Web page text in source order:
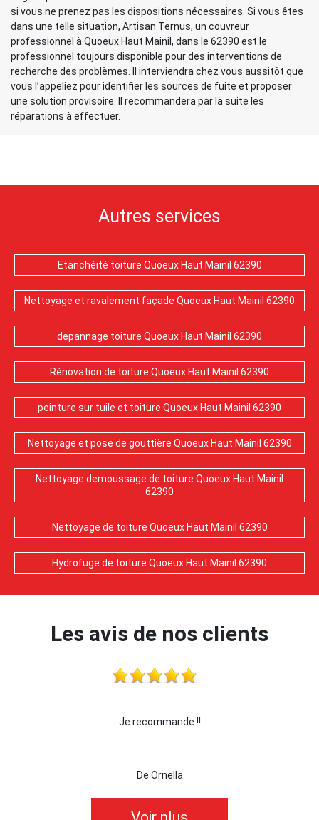
si vous ne prenez pas les dispositions nécessaires. Si vous êtes
dans une telle situation, Artisan Ternus, un couvreur
professionnel à Quoeux Haut Mainil, dans le 62390 est le
professionnel toujours disponible pour des interventions de
recherche des problèmes. Il interviendra chez vous aussitôt que
vous l’appeliez pour identifier les sources de fuite et proposer
une solution provisoire. Il recommandera par la suite les
réparations à effectuer.
Autres services
Etanchéité toiture Quoeux Haut Mainil 62390
Nettoyage et ravalement façade Quoeux Haut Mainil 62390
depannage toiture Quoeux Haut Mainil 62390
Rénovation de toiture Quoeux Haut Mainil 62390
peinture sur tuile et toiture Quoeux Haut Mainil 62390
Nettoyage et pose de gouttière Quoeux Haut Mainil 62390
Nettoyage demoussage de toiture Quoeux Haut Mainil
62390
Nettoyage de toiture Quoeux Haut Mainil 62390
Hydrofuge de toiture Quoeux Haut Mainil 62390
Les avis de nos clients
je recommande cette entreprise les yeux fermés !!!
De killian62